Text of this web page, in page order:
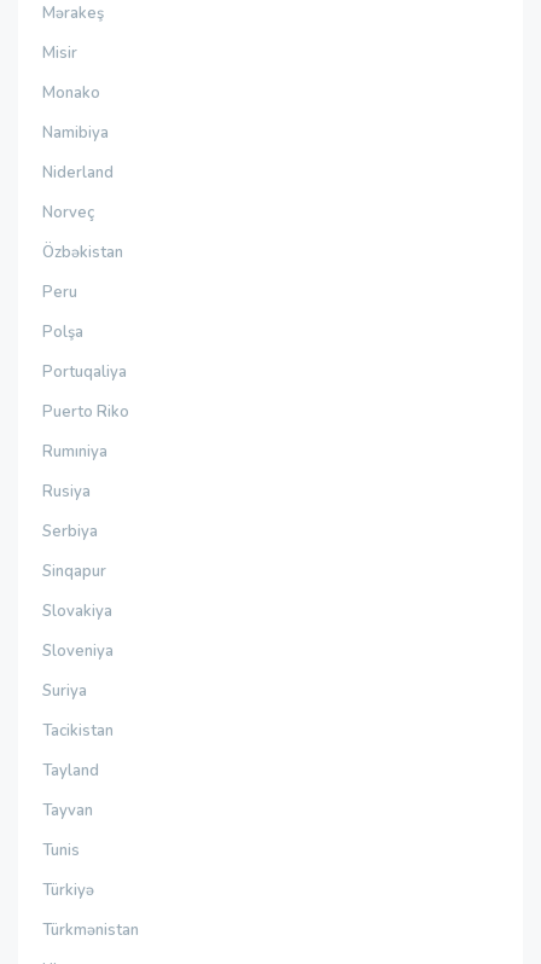
Mərakeş
Misir
Monako
Namibiya
Niderland
Norveç
Özbəkistan
Peru
Polşa
Portuqaliya
Puerto Riko
Rumıniya
Rusiya
Serbiya
Sinqapur
Slovakiya
Sloveniya
Suriya
Tacikistan
Tayland
Tayvan
Tunis
Türkiyə
Türkmənistan